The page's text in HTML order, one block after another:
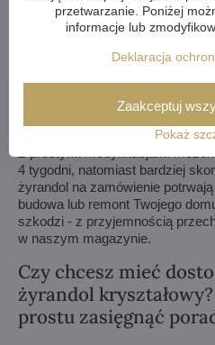
Jeśli nie udało Ci się wybrać
wykonamy dla Ciebie
Wystarczy rysunek lub nawet
wyobrażasz sobie swój
możliwości produkcyjne i w
Ciebie projekty wraz z
4 tygodni, natomiast bardziej
żyrandol na zamówienie
budowa lub remont Twojego
szkodzi - z przyjemnością
w naszym magazynie.
Czy chcesz mieć
żyrandol
prostu zasięgnąć
przetwarzanie. Poniżej
informacje lub
Deklaracja
Pokaż
Zaakceptuj